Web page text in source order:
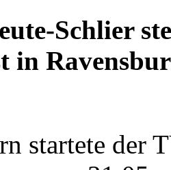
Schlier
in
startete der